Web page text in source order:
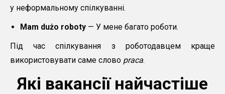
у неформальному спілкуванні.
Mam dużo roboty — У мене багато роботи.
Під час спілкування з роботодавцем краще
використовувати саме слово praca.
Які вакансії найчастіше